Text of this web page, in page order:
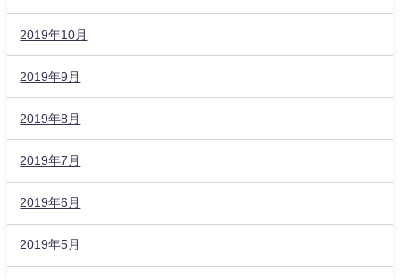
2019年10月
2019年9月
2019年8月
2019年7月
2019年6月
2019年5月